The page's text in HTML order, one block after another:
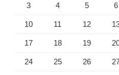
3 4 5 6
10 11 12
17 18 19
24 25 26